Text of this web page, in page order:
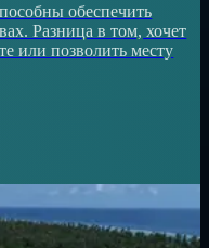
обеспечить
Разница в том, хочет
или позволить месту